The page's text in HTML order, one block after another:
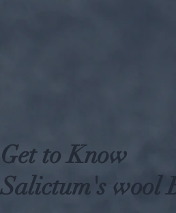
Get to Know
Salictum's wool